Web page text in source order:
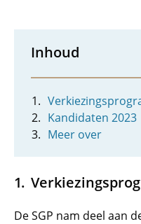
Inhoud
Kandidaten 2023
Meer over
De SGP nam deel aan